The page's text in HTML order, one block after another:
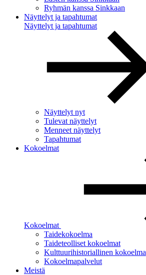
Ryhmän kanssa Sinkkaan
Näyttelyt ja tapahtumat
Näyttelyt ja tapahtumat
Näyttelyt nyt
Tulevat näyttelyt
Menneet näyttelyt
Tapahtumat
Kokoelmat
Kokoelmat
Taidekokoelma
Taideteolliset kokoelmat
Kulttuurihistoriallinen kokoelma
Kokoelmapalvelut
Meistä